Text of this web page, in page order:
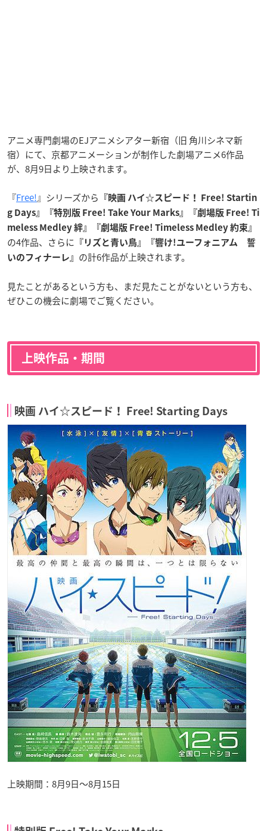
アニメ専門劇場のEJアニメシアター新宿（旧 角川シネマ新
宿）にて、京都アニメーションが制作した劇場アニメ6作品
が、8月9日より上映されます。
『Free!』シリーズから
『映画 ハイ☆スピード！ Free! Startin
g Days』『特別版 Free! Take Your Marks』『劇場版 Free! Ti
meless Medley 絆』『劇場版 Free! Timeless Medley 約束』
の4作品、さらに 『リズと青い鳥』『響け!ユーフォニアム 誓
いのフィナーレ』 の計6作品が上映されます。
見たことがあるという方も、まだ見たことがないという方も、
ぜひこの機会に劇場でご覧ください。
上映作品・期間
映画 ハイ☆スピード！ Free! Starting Days
上映期間：8月9日〜8月15日